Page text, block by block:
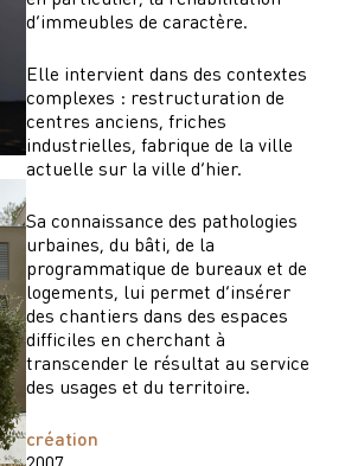
d’immeubles de caractère.
Elle intervient dans des contextes
complexes : restructuration de
centres anciens, friches
industrielles, fabrique de la ville
actuelle sur la ville d’hier.
Sa connaissance des pathologies
urbaines, du bâti, de la
programmatique de bureaux et de
logements, lui permet d’insérer
des chantiers dans des espaces
difficiles en cherchant à
transcender le résultat au service
des usages et du territoire.
création